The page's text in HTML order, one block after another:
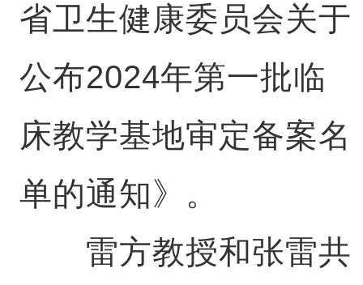
省卫生健康委员会关于
公布2024年第一批临
床教学基地审定备案名
单的通知》。
雷方教授和张雷共